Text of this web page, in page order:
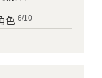
色 6/10